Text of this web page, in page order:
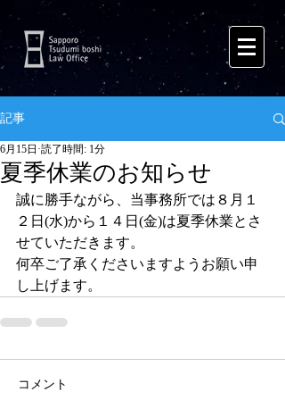
記事
夏季休業のお知らせ
6月15日 読了時間: 1分
誠に勝手ながら、当事務所では８月１
２日(水)から１４日(金)は夏季休業とさ
せていただきます。
何卒ご了承くださいますようお願い申
し上げます。
コメント